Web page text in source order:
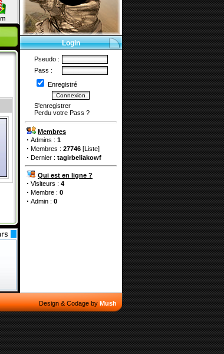
Login
Pseudo :
Pass :
Enregistré
S'enregistrer
Perdu votre Pass ?
Membres
· Admins : 1
· Membres : 27746 [Liste]
· Dernier : tagirbeliakowf
Qui est en ligne ?
· Visiteurs : 4
· Membre : 0
· Admin : 0
Design & Codage byMush